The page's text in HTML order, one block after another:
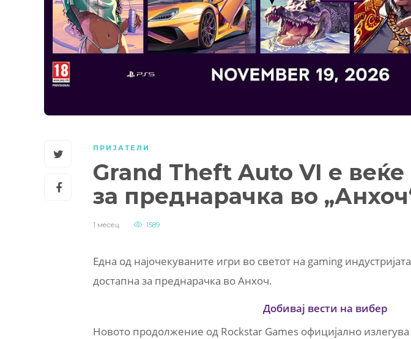
ПРИЈАТЕЛИ
Grand Theft Auto VI е веќе
за преднарачка во
1 месец 1589
Една од најочекуваните игри во светот на gaming
достапна за преднарачка во Анхоч.
Добивај вести на вибер
Новото продолжение од Rockstar Games официјално